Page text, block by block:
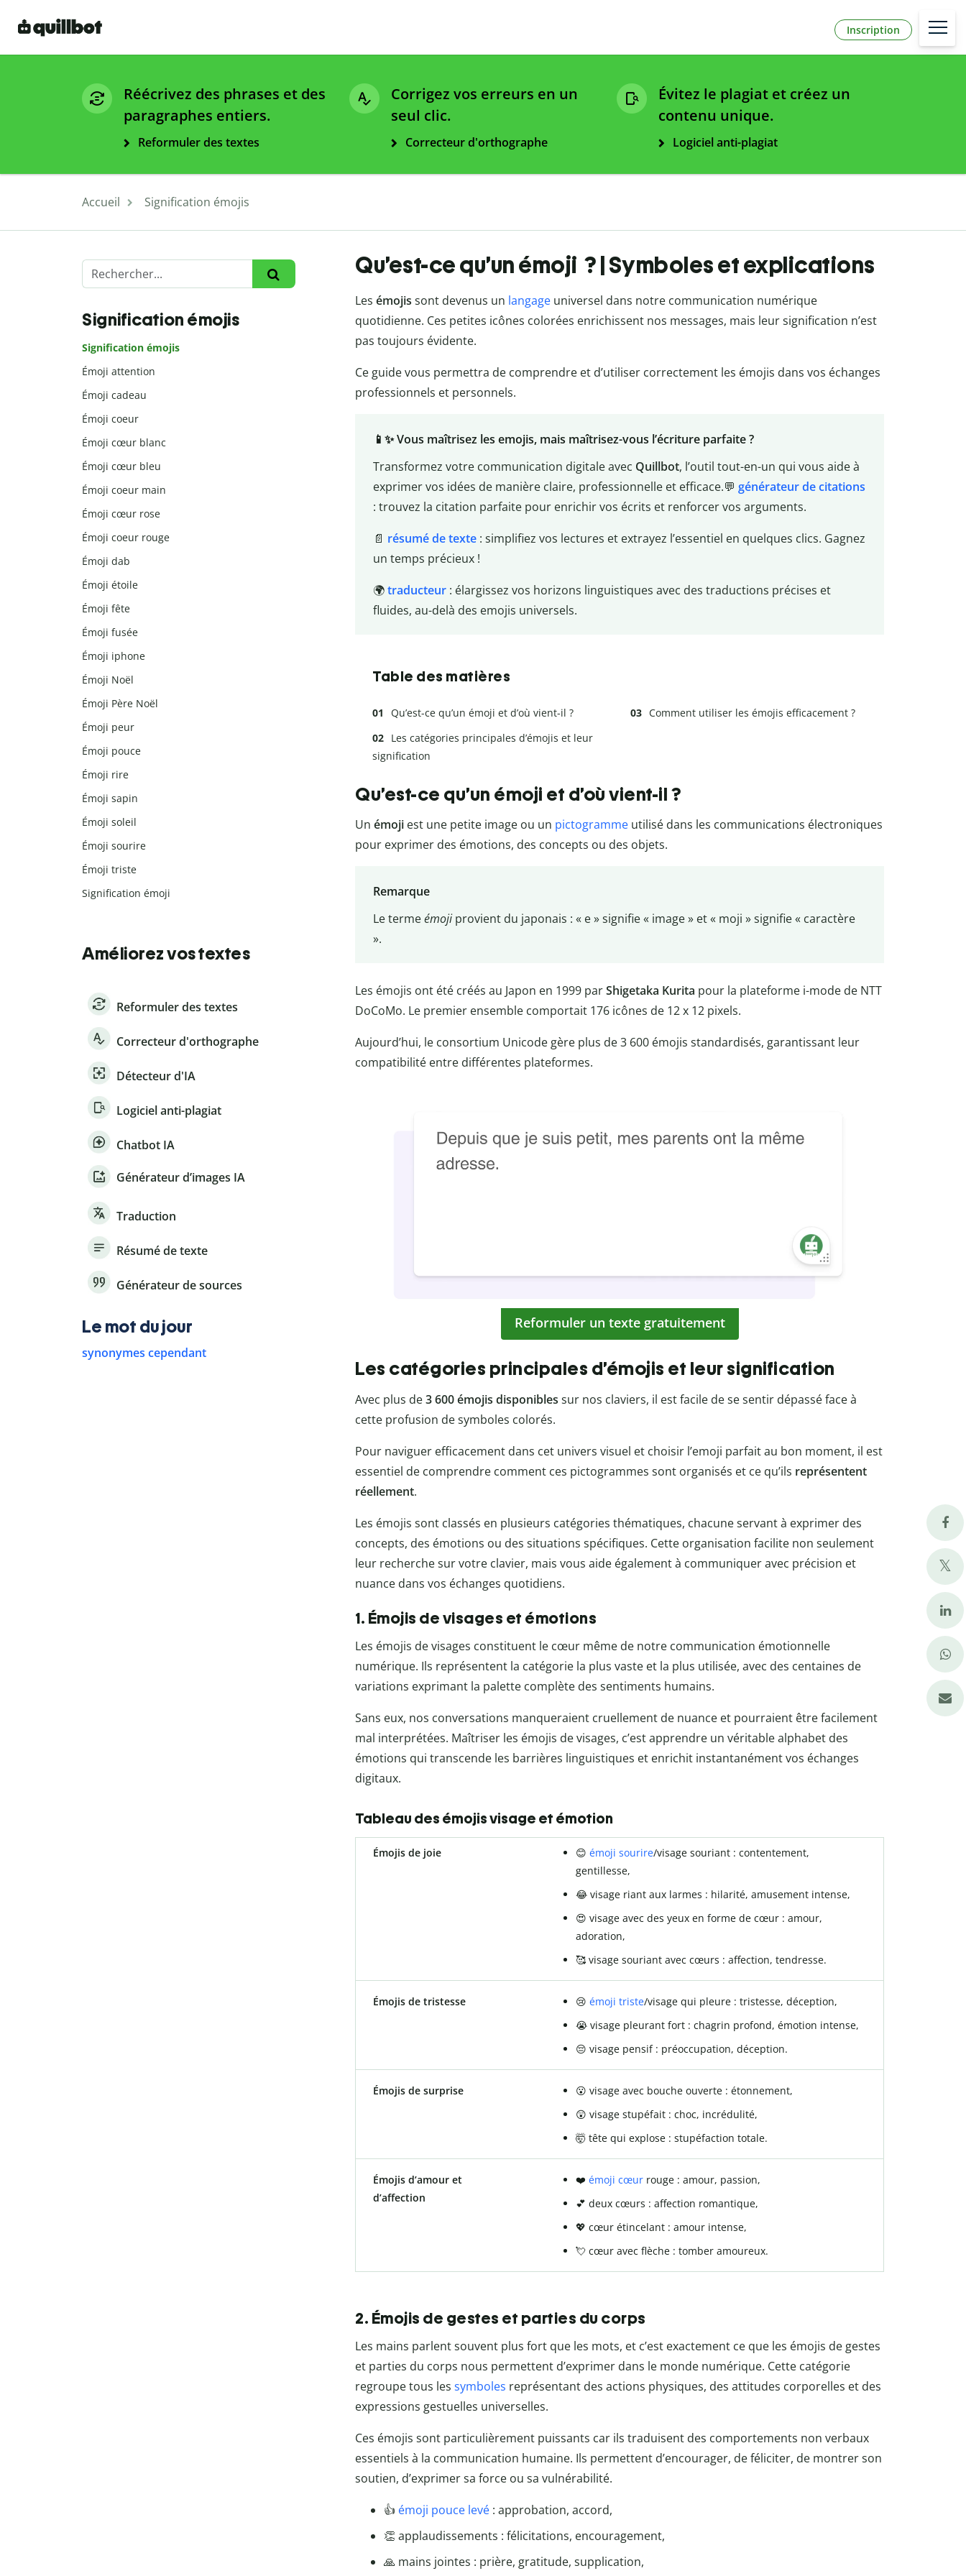
Inscription
Réécrivez des phrases et des
paragraphes entiers.
Reformuler des textes
Corrigez vos erreurs en un
seul clic.
Correcteur d'orthographe
Évitez le plagiat et créez un
contenu unique.
Logiciel anti-plagiat
Accueil Signification émojis
Qu’est-ce qu’un émoji ? | Symboles et explications
Les émojis sont devenus un langage universel dans notre communication numérique
quotidienne. Ces petites icônes colorées enrichissent nos messages, mais leur signification n’est
pas toujours évidente.
Ce guide vous permettra de comprendre et d’utiliser correctement les émojis dans vos échanges
professionnels et personnels.
📱✨ Vous maîtrisez les emojis, mais maîtrisez-vous l’écriture parfaite ?
Transformez votre communication digitale avec Quillbot, l’outil tout-en-un qui vous aide à
exprimer vos idées de manière claire, professionnelle et efficace.💬 générateur de citations
: trouvez la citation parfaite pour enrichir vos écrits et renforcer vos arguments.
📄 résumé de texte: simplifiez vos lectures et extrayez l’essentiel en quelques clics. Gagnez
un temps précieux !
🌍traducteur: élargissez vos horizons linguistiques avec des traductions précises et
fluides, au-delà des emojis universels.
Table des matières
Qu’est-ce qu’un émoji et d’où vient-il ?
Les catégories principales d’émojis et leur
signification
Comment utiliser les émojis efficacement ?
Qu’est-ce qu’un émoji et d’où vient-il ?
Un émoji est une petite image ou un pictogramme utilisé dans les communications électroniques
pour exprimer des émotions, des concepts ou des objets.
Remarque
Le termeémojiprovient du japonais : « e » signifie « image » et « moji » signifie « caractère
».
Les émojis ont été créés au Japon en 1999 parShigetaka Kurita pour la plateforme i-mode de NTT
DoCoMo. Le premier ensemble comportait 176 icônes de 12 x 12 pixels.
Aujourd’hui, le consortium Unicode gère plus de 3 600 émojis standardisés, garantissant leur
compatibilité entre différentes plateformes.
Reformuler un texte gratuitement
Les catégories principales d’émojis et leur signification
Avec plus de3 600 émojis disponibles sur nos claviers, il est facile de se sentir dépassé face à
cette profusion de symboles colorés.
Pour naviguer efficacement dans cet univers visuel et choisir l’emoji parfait au bon moment, il est
essentiel de comprendre comment ces pictogrammes sont organisés et ce qu’ils représentent
réellement.
Les émojis sont classés en plusieurs catégories thématiques, chacune servant à exprimer des
concepts, des émotions ou des situations spécifiques. Cette organisation facilite non seulement
leur recherche sur votre clavier, mais vous aide également à communiquer avec précision et
nuance dans vos échanges quotidiens.
1. Émojis de visages et émotions
Les émojis de visages constituent le cœur même de notre communication émotionnelle
numérique. Ils représentent la catégorie la plus vaste et la plus utilisée, avec des centaines de
variations exprimant la palette complète des sentiments humains.
Sans eux, nos conversations manqueraient cruellement de nuance et pourraient être facilement
mal interprétées. Maîtriser les émojis de visages, c’est apprendre un véritable alphabet des
émotions qui transcende les barrières linguistiques et enrichit instantanément vos échanges
digitaux.
Tableau des émojis visage et émotion
Émojis de joie 😊 émoji sourire/visage souriant : contentement,
gentillesse,
😂 visage riant aux larmes : hilarité, amusement intense,
😍 visage avec des yeux en forme de cœur : amour,
adoration,
🥰 visage souriant avec cœurs : affection, tendresse.
Émojis de tristesse 😢 émoji triste/visage qui pleure : tristesse, déception,
😭 visage pleurant fort : chagrin profond, émotion intense,
😔 visage pensif : préoccupation, déception.
Émojis de surprise
😮 visage avec bouche ouverte : étonnement,
😲 visage stupéfait : choc, incrédulité,
🤯 tête qui explose : stupéfaction totale.
Émojis d’amour et
d’affection
❤️ émoji cœur rouge : amour, passion,
💕 deux cœurs : affection romantique,
💖 cœur étincelant : amour intense,
💘 cœur avec flèche : tomber amoureux.
2. Émojis de gestes et parties du corps
Les mains parlent souvent plus fort que les mots, et c’est exactement ce que les émojis de gestes
et parties du corps nous permettent d’exprimer dans le monde numérique. Cette catégorie
regroupe tous les symboles représentant des actions physiques, des attitudes corporelles et des
expressions gestuelles universelles.
Ces émojis sont particulièrement puissants car ils traduisent des comportements non verbaux
essentiels à la communication humaine. Ils permettent d’encourager, de féliciter, de montrer son
soutien, d’exprimer sa force ou sa vulnérabilité.
👍 émoji pouce levé : approbation, accord,
👏 applaudissements : félicitations, encouragement,
🙏 mains jointes : prière, gratitude, supplication,
Signification émojis
Signification émojis
Émoji attention
Émoji cadeau
Émoji coeur
Émoji cœur blanc
Émoji cœur bleu
Émoji coeur main
Émoji cœur rose
Émoji coeur rouge
Émoji dab
Émoji étoile
Émoji fête
Émoji fusée
Émoji iphone
Émoji Noël
Émoji Père Noël
Émoji peur
Émoji pouce
Émoji rire
Émoji sapin
Émoji soleil
Émoji sourire
Émoji triste
Signification émoji
Améliorez vos textes
Reformuler des textes
Correcteur d'orthographe
Détecteur d'IA
Logiciel anti-plagiat
Chatbot IA
Générateur d’images IA
Traduction
Résumé de texte
Générateur de sources
Le mot du jour
synonymes cependant